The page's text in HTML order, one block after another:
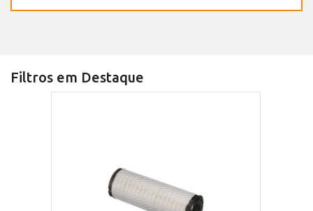
Filtros em Destaque